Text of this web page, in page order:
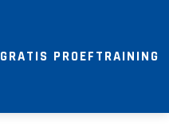
GRATIS PROEFTRAINING